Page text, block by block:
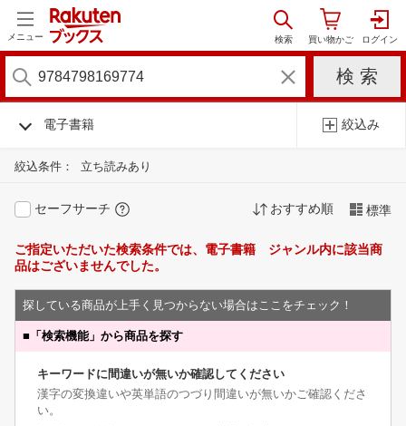
メニュー
電子書籍 絞込み
絞込条件： 立ち読みあり
セーフサーチ おすすめ順 標準
ご指定いただいた検索条件では、電子書籍 ジャンル内に該当商
品はございませんでした。
探している商品が上手く見つからない場合はここをチェック！
■ 「検索機能」から商品を探す
キーワードに間違いが無いか確認してください
漢字の変換違いや英単語のつづり間違いが無いかご確認くださ
い。